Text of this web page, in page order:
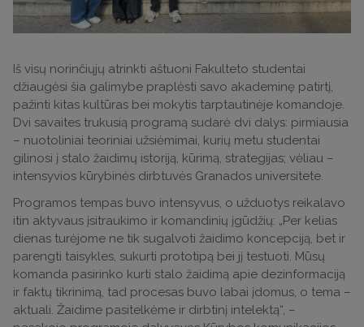
Iš visų norinčiųjų atrinkti aštuoni Fakulteto studentai
džiaugėsi šia galimybe praplėsti savo akademinę patirtį,
pažinti kitas kultūras bei mokytis tarptautinėje komandoje.
Dvi savaites trukusią programą sudarė dvi dalys: pirmiausia
– nuotoliniai teoriniai užsiėmimai, kurių metu studentai
gilinosi į stalo žaidimų istoriją, kūrimą, strategijas; vėliau –
intensyvios kūrybinės dirbtuvės Granados universitete.
Programos tempas buvo intensyvus, o užduotys reikalavo
itin aktyvaus įsitraukimo ir komandinių įgūdžių: „Per kelias
dienas turėjome ne tik sugalvoti žaidimo koncepciją, bet ir
parengti taisykles, sukurti prototipą bei jį testuoti. Mūsų
komanda pasirinko kurti stalo žaidimą apie dezinformaciją
ir faktų tikrinimą, tad procesas buvo labai įdomus, o tema –
aktuali. Žaidime pasitelkėme ir dirbtinį intelektą“, –